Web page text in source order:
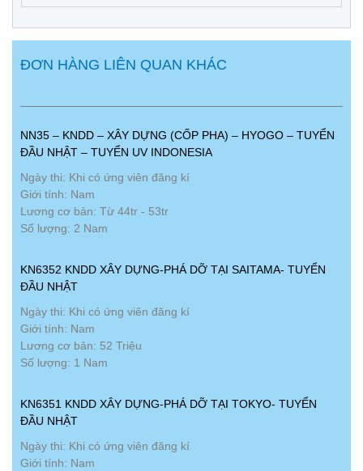
ĐƠN HÀNG LIÊN QUAN KHÁC
NN35 – KNDD – XÂY DỰNG (CỐP PHA) – HYOGO – TUYỂN
ĐẦU NHẬT – TUYỂN UV INDONESIA
Ngày thi: Khi có ứng viên đăng kí
Giới tính: Nam
Lương cơ bản: Từ 44tr - 53tr
Số lượng: 2 Nam
KN6352 KNDD XÂY DỰNG-PHÁ DỠ TẠI SAITAMA- TUYỂN
ĐẦU NHẬT
Ngày thi: Khi có ứng viên đăng kí
Giới tính: Nam
Lương cơ bản: 52 Triệu
Số lượng: 1 Nam
KN6351 KNDD XÂY DỰNG-PHÁ DỠ TẠI TOKYO- TUYỂN
ĐẦU NHẬT
Ngày thi: Khi có ứng viên đăng kí
Giới tính: Nam